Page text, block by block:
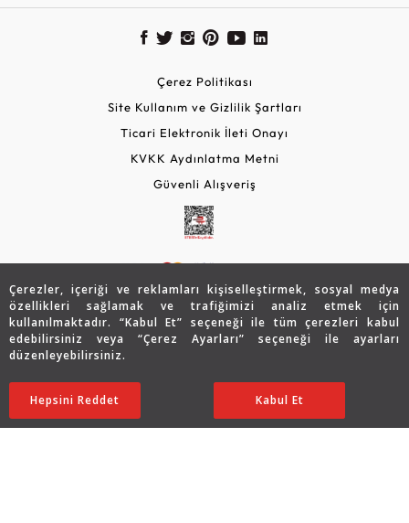
Çerezler, içeriği ve reklamları kişiselleştirmek, sosyal medya
özellikleri sağlamak ve trafiğimizi analiz etmek için
kullanılmaktadır. “Kabul Et” seçeneği ile tüm çerezleri kabul
edebilirsiniz veya “Çerez Ayarları” seçeneği ile ayarları
düzenleyebilirsiniz.
Ayarları Düzenle
Hepsini Reddet Kabul Et
58.226 TL
29.113 TL SATIN ALIN
© 2026 Assos Diamond
Çerez Politikası
Site Kullanım ve Gizlilik Şartları
Ticari Elektronik İleti Onayı
KVKK Aydınlatma Metni
Güvenli Alışveriş
Copyright © 2026 Assos Pırlanta - Bu sitenin tüm hakları